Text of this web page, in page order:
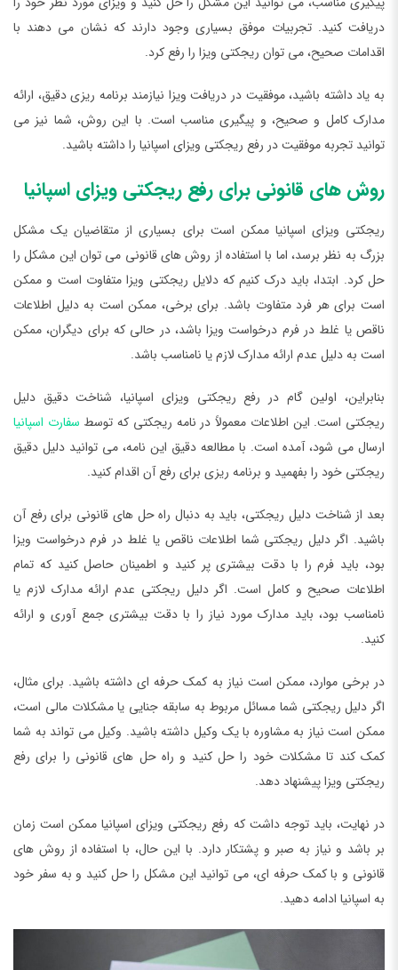
دریافت کنید. تجربیات موفق بسیاری وجود دارند که نشان می دهند با
اقدامات صحیح، می توان ریجکتی ویزا را رفع کرد.
به یاد داشته باشید، موفقیت در دریافت ویزا نیازمند برنامه ریزی دقیق، ارائه
مدارک کامل و صحیح، و پیگیری مناسب است. با این روش، شما نیز می
توانید تجربه موفقیت در رفع ریجکتی ویزای اسپانیا را داشته باشید.
روش های قانونی برای رفع ریجکتی ویزای اسپانیا
ریجکتی ویزای اسپانیا ممکن است برای بسیاری از متقاضیان یک مشکل
بزرگ به نظر برسد، اما با استفاده از روش های قانونی می توان این مشکل را
حل کرد. ابتدا، باید درک کنیم که دلایل ریجکتی ویزا متفاوت است و ممکن
است برای هر فرد متفاوت باشد. برای برخی، ممکن است به دلیل اطلاعات
ناقص یا غلط در فرم درخواست ویزا باشد، در حالی که برای دیگران، ممکن
است به دلیل عدم ارائه مدارک لازم یا نامناسب باشد.
بنابراین، اولین گام در رفع ریجکتی ویزای اسپانیا، شناخت دقیق دلیل
ریجکتی است. این اطلاعات معمولاً در نامه ریجکتی که توسط سفارت اسپانیا
ارسال می شود، آمده است. با مطالعه دقیق این نامه، می توانید دلیل دقیق
ریجکتی خود را بفهمید و برنامه ریزی برای رفع آن اقدام کنید.
بعد از شناخت دلیل ریجکتی، باید به دنبال راه حل های قانونی برای رفع آن
باشید. اگر دلیل ریجکتی شما اطلاعات ناقص یا غلط در فرم درخواست ویزا
بود، باید فرم را با دقت بیشتری پر کنید و اطمینان حاصل کنید که تمام
اطلاعات صحیح و کامل است. اگر دلیل ریجکتی عدم ارائه مدارک لازم یا
نامناسب بود، باید مدارک مورد نیاز را با دقت بیشتری جمع آوری و ارائه
کنید.
در برخی موارد، ممکن است نیاز به کمک حرفه ای داشته باشید. برای مثال،
اگر دلیل ریجکتی شما مسائل مربوط به سابقه جنایی یا مشکلات مالی است،
ممکن است نیاز به مشاوره با یک وکیل داشته باشید. وکیل می تواند به شما
کمک کند تا مشکلات خود را حل کنید و راه حل های قانونی را برای رفع
ریجکتی ویزا پیشنهاد دهد.
در نهایت، باید توجه داشت که رفع ریجکتی ویزای اسپانیا ممکن است زمان
بر باشد و نیاز به صبر و پشتکار دارد. با این حال، با استفاده از روش های
قانونی و با کمک حرفه ای، می توانید این مشکل را حل کنید و به سفر خود
به اسپانیا ادامه دهید.